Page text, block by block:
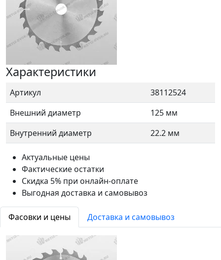
Характеристики
Артикул
38112524
Внешний диаметр
125 мм
Внутренний диаметр
22.2 мм
Актуальные цены
Фактические остатки
Скидка 5% при онлайн-оплате
Выгодная доставка и самовывоз
Фасовки и цены Доставка и самовывоз